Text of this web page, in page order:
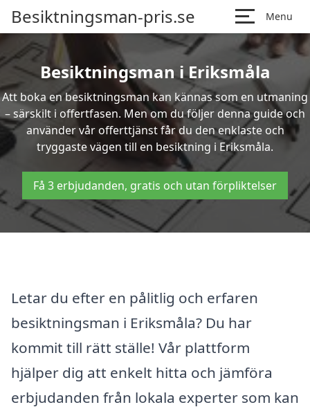
Besiktningsman-pris.se Menu
Besiktningsman i Eriksmåla
Att boka en besiktningsman kan kännas som en utmaning
– särskilt i offertfasen. Men om du följer denna guide och
använder vår offerttjänst får du den enklaste och
tryggaste vägen till en besiktning i Eriksmåla.
Få 3 erbjudanden, gratis och utan förpliktelser
Letar du efter en pålitlig och erfaren
besiktningsman i Eriksmåla? Du har
kommit till rätt ställe! Vår plattform
hjälper dig att enkelt hitta och jämföra
erbjudanden från lokala experter som kan